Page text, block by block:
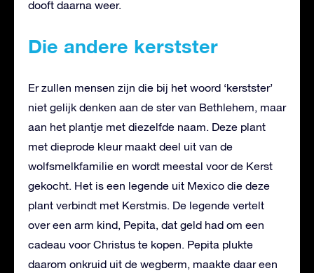
dooft daarna weer.
Die andere kerstster
Er zullen mensen zijn die bij het woord ‘kerstster’
niet gelijk denken aan de ster van Bethlehem, maar
aan het plantje met diezelfde naam. Deze plant
met dieprode kleur maakt deel uit van de
wolfsmelkfamilie en wordt meestal voor de Kerst
gekocht. Het is een legende uit Mexico die deze
plant verbindt met Kerstmis. De legende vertelt
over een arm kind, Pepita, dat geld had om een
cadeau voor Christus te kopen. Pepita plukte
daarom onkruid uit de wegberm, maakte daar een